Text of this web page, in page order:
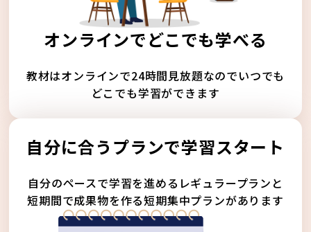
オンラインでどこでも学べる
教材はオンラインで24時間見放題なのでいつでも
どこでも学習ができます
自分に合うプランで学習スタート
自分のペースで学習を進めるレギュラープランと
短期間で成果物を作る短期集中プランがあります